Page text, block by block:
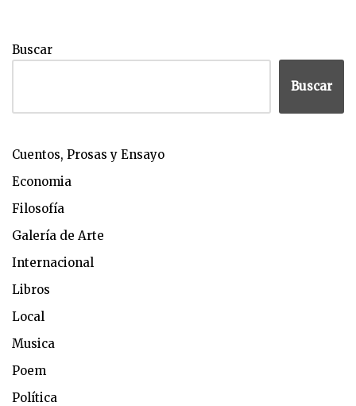
Buscar
Buscar
Cuentos, Prosas y Ensayo
Economia
Filosofía
Galería de Arte
Internacional
Libros
Local
Musica
Poem
Política